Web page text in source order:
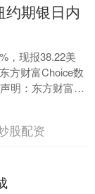
约期银日内
，现报38.22美
方财富Choice数
明：东方财富发
息，与本站立
股配资